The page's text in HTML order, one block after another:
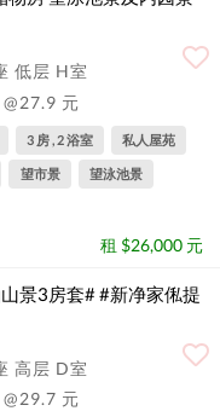
低层 H室
@27.9 元
3 房 , 2 浴室 私人屋苑
望市景 望泳池景
租 $26,000 元
景3房套# #新净家俬提
高层 D室
@29.7 元